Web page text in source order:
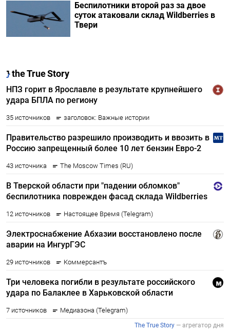
Беспилотники второй раз за двое
суток атаковали склад Wildberries в
Твери